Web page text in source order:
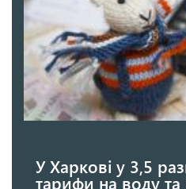
У Харкові у 3,5
тарифи на воду та